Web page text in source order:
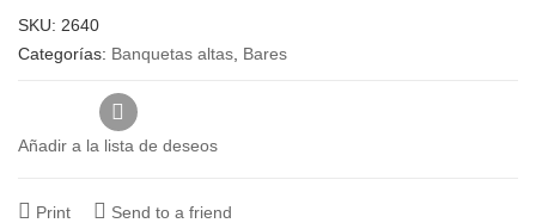
SKU: 2640
Categorías: Banquetas altas Bares
Añadir a la lista de deseos
Print Send to a friend